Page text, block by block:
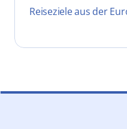
Reiseziele aus der